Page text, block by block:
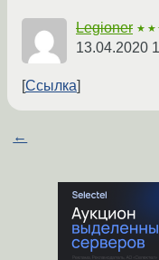
Legioner
13.04.2020
Ссылка
←